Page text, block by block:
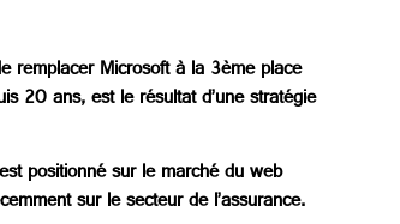
remplacer Microsoft à la 3ème place
20 ans, est le résultat d’une stratégie
positionné sur le marché du web
sur le secteur de l’assurance.